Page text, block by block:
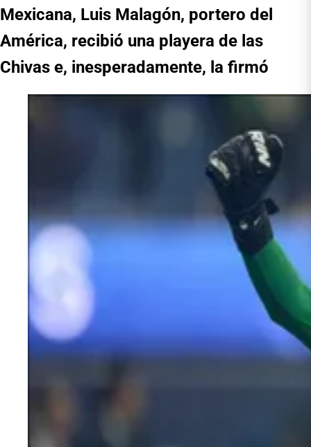
Mexicana, Luis Malagón, portero del
América, recibió una playera de las
Chivas e, inesperadamente, la firmó